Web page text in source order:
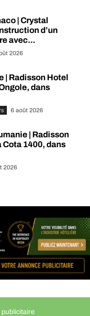
| Crystal
d’un
avec...
2026
| Radisson Hotel
dans
6 août 2026
| Radisson
Cota 1400, dans
2026
publicitaire